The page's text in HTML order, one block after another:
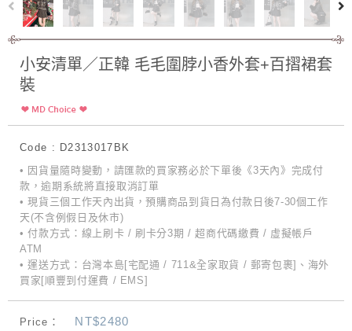
小安清單／正韓 毛毛圍脖小香外套+百摺裙套
裝
Code : D2313017BK
• 因貨量隨時變動，請匯款的買家務必於下單後《3天內》完成付
款，逾期系統將直接取消訂單
• 現貨三個工作天內出貨，預購商品到貨日為付款日後7-30個工作
天(不含例假日及休市)
• 付款方式：線上刷卡 / 刷卡分3期 / 超商代碼繳費 / 虛擬帳戶
ATM
• 運送方式：台灣本島[宅配通 / 711&全家取貨 / 郵寄包裹]、海外
買家[順豐到付運費 / EMS]
Price： NT$2480